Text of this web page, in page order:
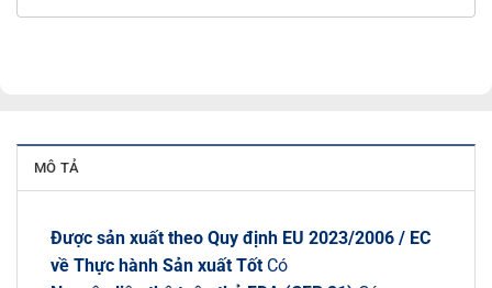
MÔ TẢ
Được sản xuất theo Quy định EU 2023/2006 / EC
về Thực hành Sản xuất Tốt Có